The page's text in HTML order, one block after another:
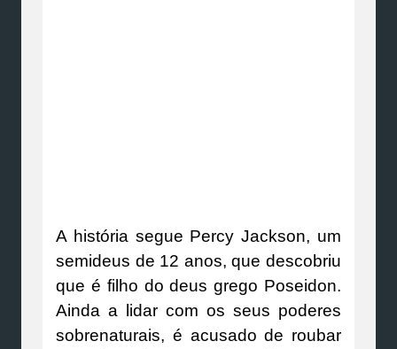
A história segue Percy Jackson, um
semideus de 12 anos, que descobriu
que é filho do deus grego Poseidon.
Ainda a lidar com os seus poderes
sobrenaturais, é acusado de roubar